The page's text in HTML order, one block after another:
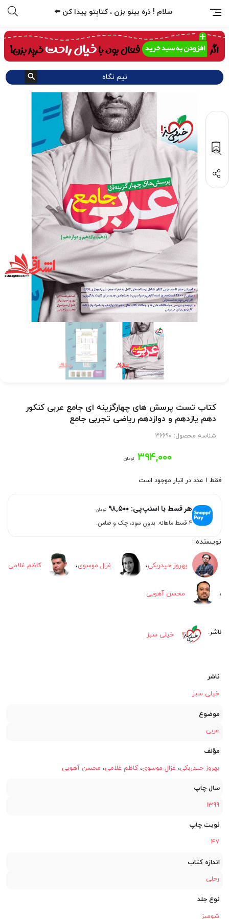
سلام ! ذره بینو بزن ، کتابِتو پیدا کن ⬅️
نیم نگاه
کتاب تست پرسش های چهارگزینه ای جامع عربی کنکور
دهم یازدهم و دوازدهم ریاضی تجربی جامع
شناسه محصول: 36690
۳۹۴,۰۰۰ تومان
فقط 1 عدد در انبار موجود است
هر قسط با اسنپ‌پی: ۹۸,۵۰۰ تومان
۴ قسط ماهانه. بدون سود، چک و ضامن.
بهروز حیدربکی، غزال موسوی، کاظم غلامی
، محسن آهویی
خیلی سبز
ناشر
خیلی سبز
موضوع
عربی
مؤلف
بهروز حیدربکی، غزال موسوی، کاظم غلامی، محسن آهویی
سال چاپ
1399
نوبت چاپ
47
اندازه کتاب
رحلی
نوع جلد
شومیز